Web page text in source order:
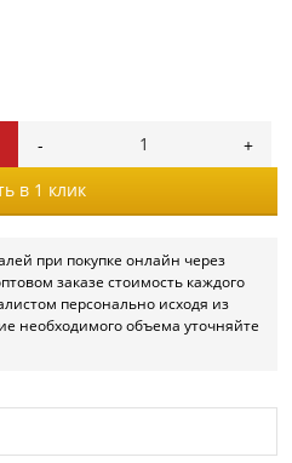
в 1 клик
при покупке онлайн через
заказе стоимость каждого
персонально исходя из
необходимого объема уточняйте